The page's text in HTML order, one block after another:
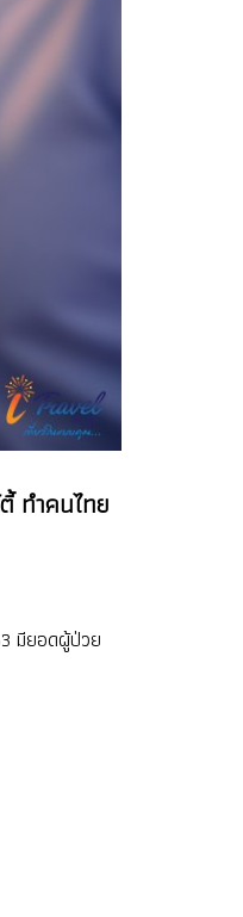
ทำคนไทย
มียอดผู้ป่วย